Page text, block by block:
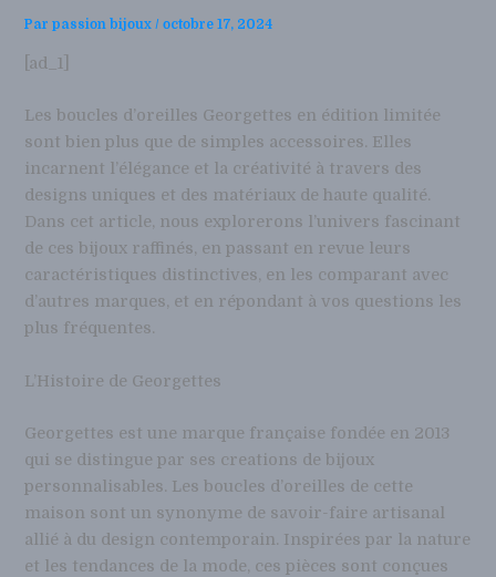
Parpassion bijoux/octobre 17, 2024
[ad_1]
Les boucles d’oreilles Georgettes en édition limitée
sont bien plus que de simples accessoires. Elles
incarnent l’élégance et la créativité à travers des
designs uniques et des matériaux de haute qualité.
Dans cet article, nous explorerons l’univers fascinant
de ces bijoux raffinés, en passant en revue leurs
caractéristiques distinctives, en les comparant avec
d’autres marques, et en répondant à vos questions les
plus fréquentes.
L’Histoire de Georgettes
Georgettes est une marque française fondée en 2013
qui se distingue par ses creations de bijoux
personnalisables. Les boucles d’oreilles de cette
maison sont un synonyme de savoir-faire artisanal
allié à du design contemporain. Inspirées par la nature
et les tendances de la mode, ces pièces sont conçues